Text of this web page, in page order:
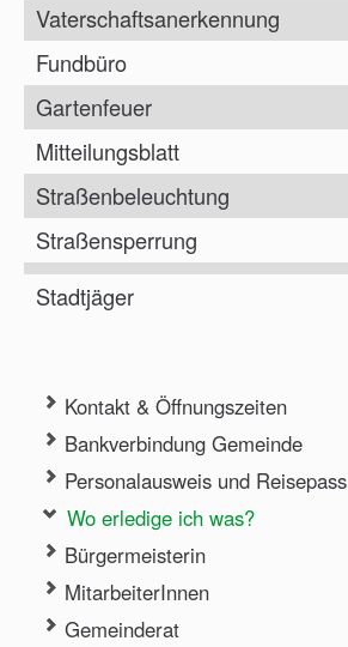
Vaterschaftsanerkennung
Fundbüro
Gartenfeuer
Mitteilungsblatt
Straßenbeleuchtung
Straßensperrung
Stadtjäger
Kontakt & Öffnungszeiten
Bankverbindung Gemeinde
Personalausweis und Reisepass
Wo erledige ich was?
Bürgermeisterin
MitarbeiterInnen
Gemeinderat